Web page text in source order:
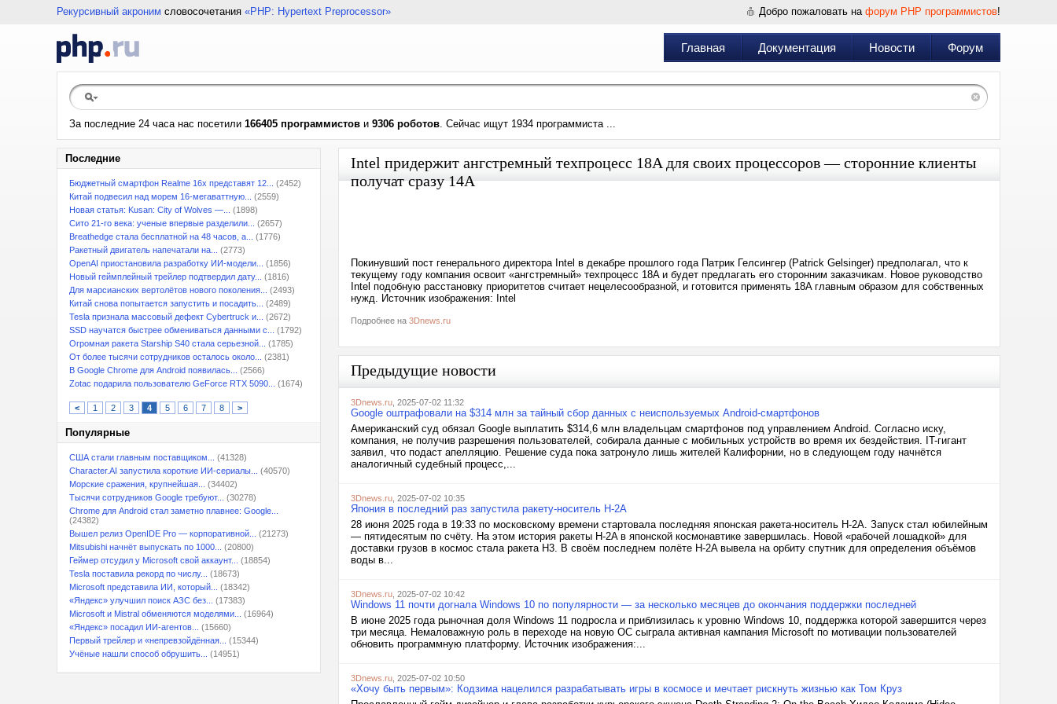
Рекурсивный акроним словосочетания «PHP: Hypertext Preprocessor» Добро пожаловать на форум PHP программистов!
Главная Документация Новости Форум
За последние 24 часа нас посетили 166405 программистов и 9306 роботов. Сейчас ищут 1934 программиста ...
Последние
Бюджетный смартфон Realme 16x представят 12...
(2452)
Китай подвесил над морем 16-мегаваттную...
(2559)
Новая статья: Kusan: City of Wolves —...
(1898)
Сито 21-го века: ученые впервые разделили...
(2657)
Breathedge стала бесплатной на 48 часов, а...
(1776)
Ракетный двигатель напечатали на...
(2773)
OpenAI приостановила разработку ИИ-модели...
(1856)
Новый геймплейный трейлер подтвердил дату...
(1816)
Для марсианских вертолётов нового поколения...
(2493)
Китай снова попытается запустить и посадить...
(2489)
Tesla признала массовый дефект Cybertruck и...
(2672)
SSD научатся быстрее обмениваться данными с...
(1792)
Огромная ракета Starship S40 стала серьезной...
(1785)
От более тысячи сотрудников осталось около...
(2381)
В Google Chrome для Android появилась...
(2566)
Zotac подарила пользователю GeForce RTX 5090...
(1674)
< 1 2 3 4 5 6 7 8 >
Популярные
США стали главным поставщиком...
(41328)
Character.AI запустила короткие ИИ-сериалы...
(40570)
Морские сражения, крупнейшая...
(34402)
Тысячи сотрудников Google требуют...
(30278)
Chrome для Android стал заметно плавнее: Google...
(24382)
Вышел релиз OpenIDE Pro — корпоративной...
(21273)
Mitsubishi начнёт выпускать по 1000...
(20800)
Геймер отсудил у Microsoft свой аккаунт...
(18854)
Tesla поставила рекорд по числу...
(18673)
Microsoft представила ИИ, который...
(18342)
«Яндекс» улучшил поиск АЗС без...
(17383)
Microsoft и Mistral обменяются моделями...
(16964)
«Яндекс» посадил ИИ-агентов...
(15660)
Первый трейлер и «непревзойдённая...
(15344)
Учёные нашли способ обрушить...
(14951)
Intel придержит ангстремный техпроцесс 18A для своих процессоров — сторонние клиенты
получат сразу 14A
Покинувший пост генерального директора Intel в декабре прошлого года Патрик Гелсингер (Patrick Gelsinger) предполагал, что к
текущему году компания освоит «ангстремный» техпроцесс 18A и будет предлагать его сторонним заказчикам. Новое руководство
Intel подобную расстановку приоритетов считает нецелесообразной, и готовится применять 18A главным образом для собственных
нужд. Источник изображения: Intel
Подробнее на 3Dnews.ru
Предыдущие новости
3Dnews.ru , 2025-07-02 11:32
Google оштрафовали на $314 млн за тайный сбор данных с неиспользуемых Android-смартфонов
Американский суд обязал Google выплатить $314,6 млн владельцам смартфонов под управлением Android. Согласно иску,
компания, не получив разрешения пользователей, собирала данные с мобильных устройств во время их бездействия. IT-гигант
заявил, что подаст апелляцию. Решение суда пока затронуло лишь жителей Калифорнии, но в следующем году начнётся
аналогичный судебный процесс,...
3Dnews.ru , 2025-07-02 10:35
Япония в последний раз запустила ракету-носитель H-2A
28 июня 2025 года в 19:33 по московскому времени стартовала последняя японская ракета-носитель H-2A. Запуск стал юбилейным
— пятидесятым по счёту. На этом история ракеты H-2A в японской космонавтике завершилась. Новой «рабочей лошадкой» для
доставки грузов в космос стала ракета H3. В своём последнем полёте H-2A вывела на орбиту спутник для определения объёмов
воды в...
3Dnews.ru , 2025-07-02 10:42
Windows 11 почти догнала Windows 10 по популярности — за несколько месяцев до окончания поддержки последней
В июне 2025 года рыночная доля Windows 11 подросла и приблизилась к уровню Windows 10, поддержка которой завершится через
три месяца. Немаловажную роль в переходе на новую ОС сыграла активная кампания Microsoft по мотивации пользователей
обновить программную платформу. Источник изображения:...
3Dnews.ru , 2025-07-02 10:50
«Хочу быть первым»: Кодзима нацелился разрабатывать игры в космосе и мечтает рискнуть жизнью как Том Круз